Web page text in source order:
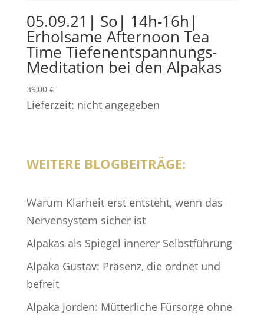
05.09.21| So| 14h-16h|
Erholsame Afternoon Tea
Time Tiefenentspannungs-
Meditation bei den Alpakas
39,00 €
Lieferzeit: nicht angegeben
WEITERE BLOGBEITRÄGE:
Warum Klarheit erst entsteht, wenn das
Nervensystem sicher ist
Alpakas als Spiegel innerer Selbstführung
Alpaka Gustav: Präsenz, die ordnet und
befreit
Alpaka Jorden: Mütterliche Fürsorge ohne